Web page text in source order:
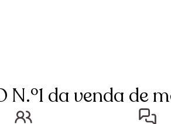
N.º1 da venda de